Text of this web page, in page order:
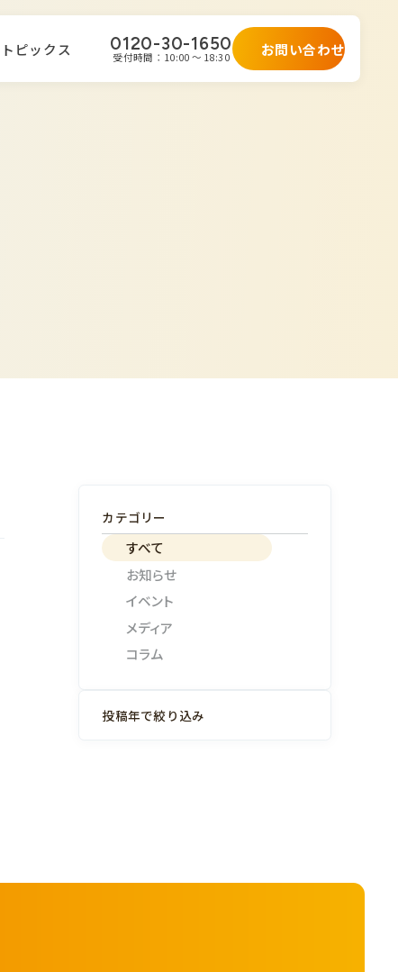
トピックス 0120-30-1650
受付時間：10:00 ～ 18:30 お問い合わせ
カテゴリー
すべて
お知らせ
イベント
メディア
コラム